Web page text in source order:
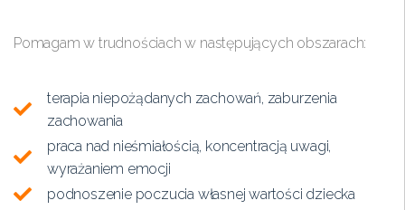
Pomagam w trudnościach w następujących obszarach:
terapia niepożądanych zachowań, zaburzenia
zachowania
praca nad nieśmiałością, koncentracją uwagi,
wyrażaniem emocji
podnoszenie poczucia własnej wartości dziecka